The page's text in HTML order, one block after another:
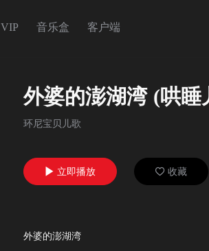
VIP 音乐盒 客户端
外婆的澎湖湾 (哄睡
环尼宝贝儿歌
 立即播放  收藏
外婆的澎湖湾